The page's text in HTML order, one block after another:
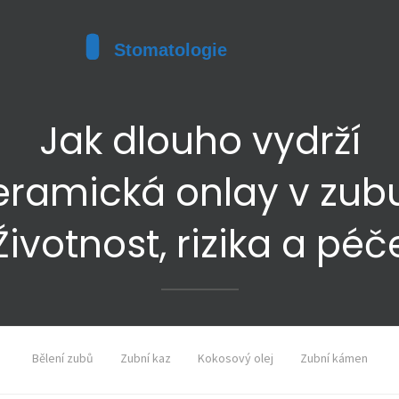
Jak dlouho vydrží
onlay v
rizika a
Bělení zubů Zubní kaz Kokosový olej Zubní kámen